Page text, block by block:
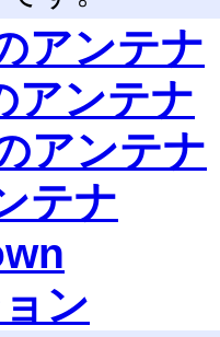
アンテナ
アンテナ
アンテナ
テナ
ン